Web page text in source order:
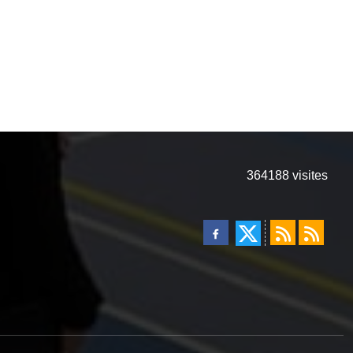
364188 visites